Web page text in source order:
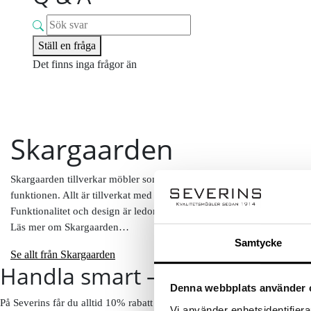
Samtycke
Denna webbplats använder
Ställ en fråga
Det finns inga frågor än
Skargaarden
Skargaarden tillverkar möbler som är vackra nog att stå inomhus
funktionen. Allt är tillverkat med en hängivenhet och
Funktionalitet och design är ledord som efterföljs norggrant genom
Läs mer om Skargaarden…
Se allt från Skargaarden
Handla smart – få 10% rabatt
På Severins får du alltid 10% rabatt på ordinarie priser som ny kund.